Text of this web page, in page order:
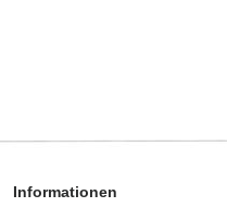
Informationen